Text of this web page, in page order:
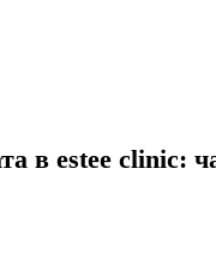
в estee clinic: